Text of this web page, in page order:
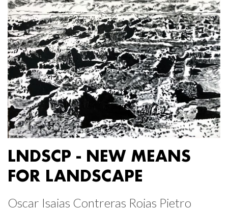
LNDSCP - NEW MEANS
FOR LANDSCAPE
Oscar Isaias Contreras Rojas Pietro